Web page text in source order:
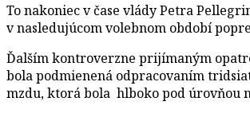
To nakoniec v čase vlády Petra
v nasledujúcom volebnom období
Ďalším kontroverzne prijímaným
bola podmienená odpracovaním
mzdu, ktorá bola hlboko pod úrovňou